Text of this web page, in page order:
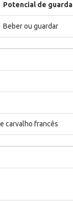
Potencial de guarda
Beber ou guardar
carvalho francês